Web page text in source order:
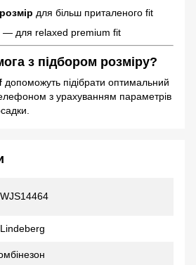
для більш приталеного fit
— для relaxed premium fit
з підбором розміру?
допоможуть підібрати оптимальний
з урахуванням параметрів